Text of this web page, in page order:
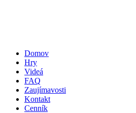
Domov
Hry
Videá
FAQ
Zaujímavosti
Kontakt
Cenník